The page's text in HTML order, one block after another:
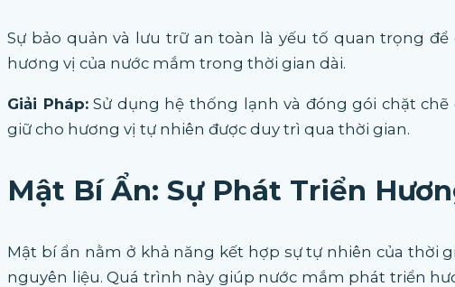
Sự bảo quản và lưu trữ an toàn là yếu tố quan trọng
hương vị của nước mắm trong thời gian dài.
Giải Pháp:Sử dụng hệ thống lạnh và đóng gói chặt chẽ
giữ cho hương vị tự nhiên được duy trì qua thời gian.
Mật Bí Ẩn: Sự Phát Triển
Mật bí ẩn nằm ở khả năng kết hợp sự tự nhiên của thời
nguyên liệu. Quá trình này giúp nước mắm phát triển